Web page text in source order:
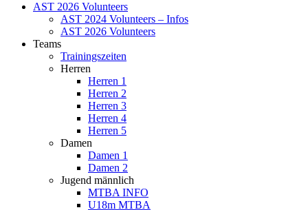
AST 2026 Volunteers
AST 2024 Volunteers – Infos
AST 2026 Volunteers
Teams
Trainingszeiten
Herren
Herren 1
Herren 2
Herren 3
Herren 4
Herren 5
Damen
Damen 1
Damen 2
Jugend männlich
MTBA INFO
U18m MTBA